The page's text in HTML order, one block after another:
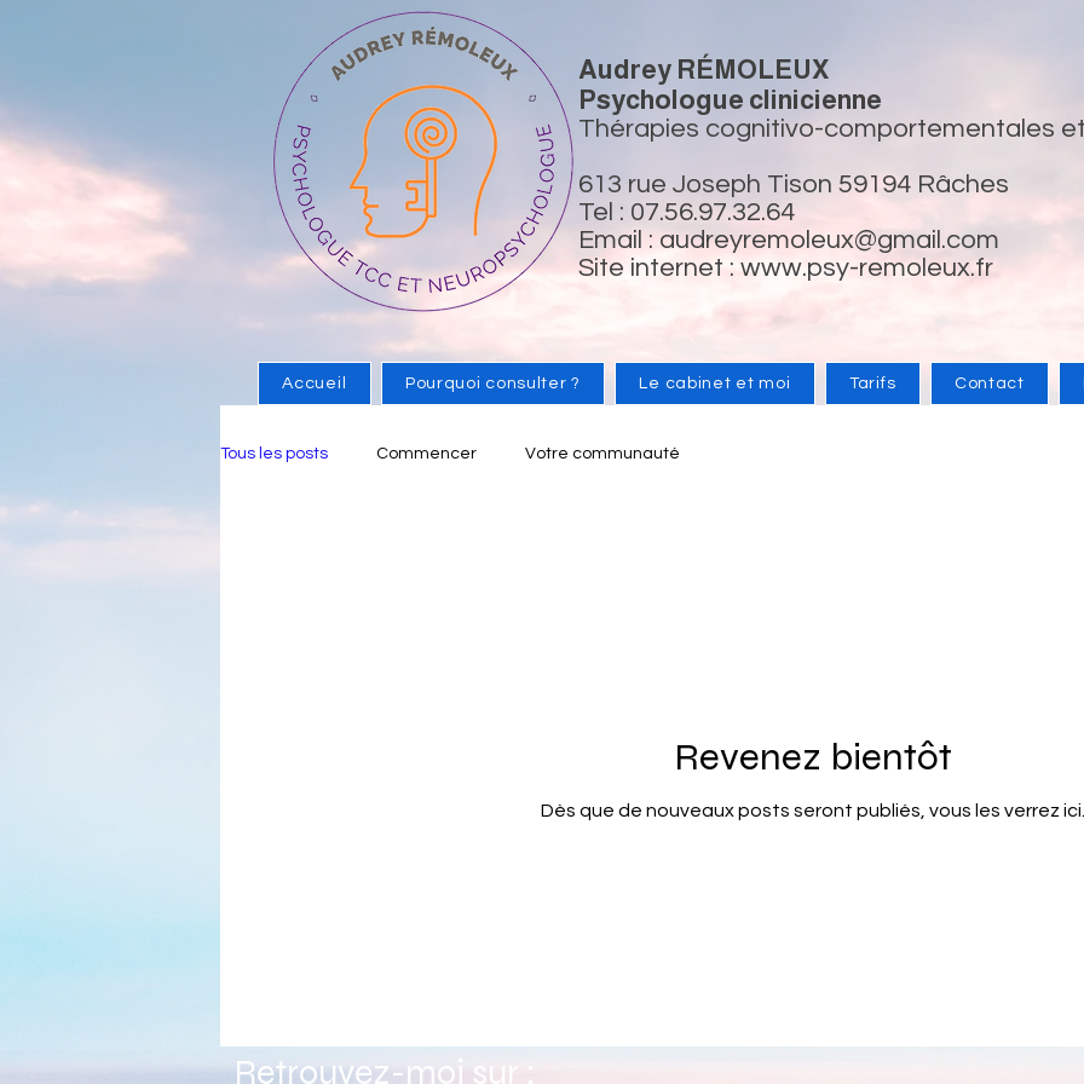
Audrey RÉMOLEUX
Psychologue clinicienne
Thérapies cognitivo-comportementales
613 rue Joseph Tison 59194 Râches
Tel : 07.56.97.32.64
Email : audreyremoleux@gmail.com
Site internet : www.psy-remoleux.fr
Accueil Pourquoi consulter ? Le cabinet et moi Tarifs Contact
Tous les posts Commencer Votre communauté
Revenez bientôt
Dès que de nouveaux posts seront publiés, vous les verrez ici.
Retrouvez-moi sur :